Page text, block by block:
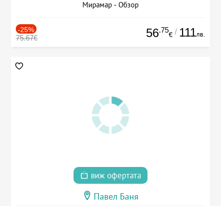
Мирамар - Обзор
-25%
75.67€ 56.75
€ / 111лв.
виж офертата
Павел Баня